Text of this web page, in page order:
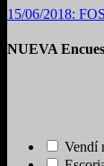
15/06/2018:
NUEVA
Vendí